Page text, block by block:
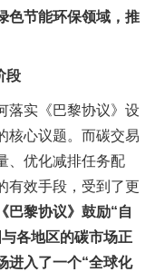
色节能环保领域，推
段
落实《巴黎协议》设
核心议题。而碳交易
、优化减排任务配
有效手段，受到了更
巴黎协议》鼓励“自
各地区的碳市场正
进入了一个“全球化